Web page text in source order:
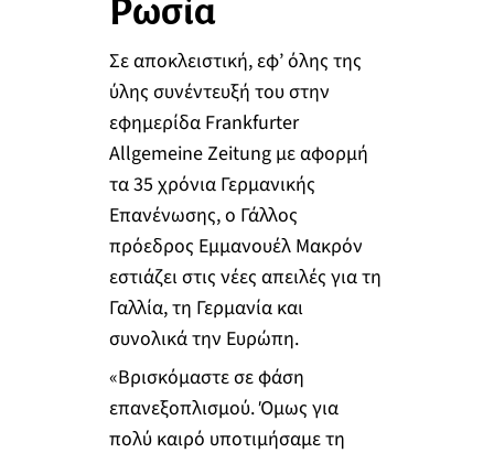
Ρωσία
Σε αποκλειστική, εφ’ όλης της
ύλης συνέντευξή του στην
εφημερίδα Frankfurter
Allgemeine Zeitung με αφορμή
τα 35 χρόνια Γερμανικής
Επανένωσης, ο Γάλλος
πρόεδρος Εμμανουέλ Μακρόν
εστιάζει στις νέες απειλές για τη
Γαλλία, τη Γερμανία και
συνολικά την Ευρώπη.
«Βρισκόμαστε σε φάση
επανεξοπλισμού. Όμως για
πολύ καιρό υποτιμήσαμε τη